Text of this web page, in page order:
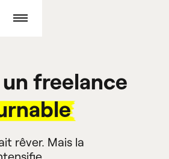
un freelance
rêver. Mais la